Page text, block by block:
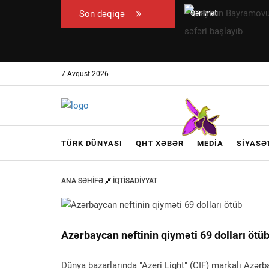
Son dəqiqə
təzminat
Ceyhun
Bayramovun
başlayıb
7 Avqust 2026
TÜRK DÜNYASI QHT XƏBƏR MEDIA
ANA SƏHIFƏ İQTISADIYYAT
Azərbaycan neftinin qiyməti 69 dolları ötüb
Dünya bazarlarında "Azeri Light" (CIF) markalı